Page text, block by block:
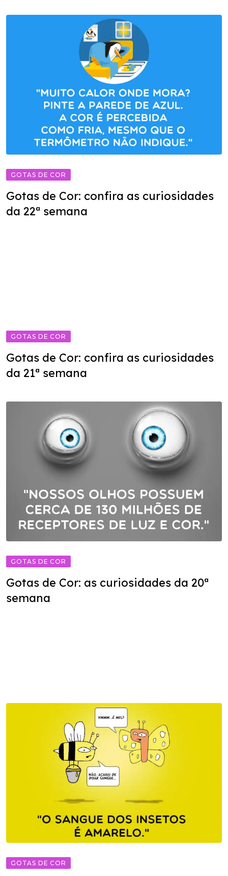
GOTAS DE COR
Gotas de Cor: confira as curiosidades
da 22ª semana
GOTAS DE COR
Gotas de Cor: confira as curiosidades
da 21ª semana
GOTAS DE COR
Gotas de Cor: as curiosidades da 20ª
semana
GOTAS DE COR